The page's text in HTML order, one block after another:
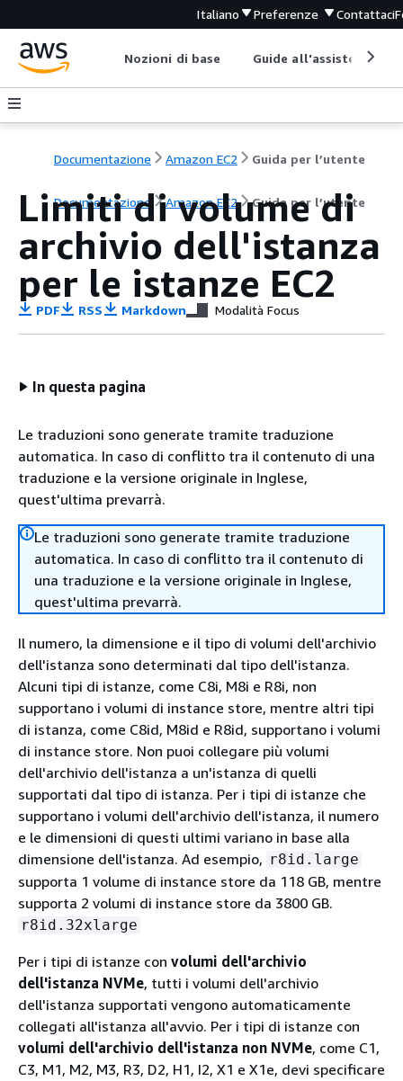
Italiano Preferenze Contattaci
Nozioni di base Guide all'assistenza
Documentazione Amazon EC2 Guida per l’utente
Documentazione Amazon EC2 Guida per l’utente
Limiti di volume di
archivio dell'istanza
per le istanze EC2
PDF RSS Markdown Modalità Focus
In questa pagina
Le traduzioni sono generate tramite traduzione
automatica. In caso di conflitto tra il contenuto di una
traduzione e la versione originale in Inglese,
quest'ultima prevarrà.
Le traduzioni sono generate tramite traduzione
automatica. In caso di conflitto tra il contenuto di
una traduzione e la versione originale in Inglese,
quest'ultima prevarrà.
Il numero, la dimensione e il tipo di volumi dell'archivio
dell'istanza sono determinati dal tipo dell'istanza.
Alcuni tipi di istanze, come C8i, M8i e R8i, non
supportano i volumi di instance store, mentre altri tipi
di istanza, come C8id, M8id e R8id, supportano i volumi
di instance store. Non puoi collegare più volumi
dell'archivio dell'istanza a un'istanza di quelli
supportati dal tipo di istanza. Per i tipi di istanze che
supportano i volumi dell'archivio dell'istanza, il numero
e le dimensioni di questi ultimi variano in base alla
dimensione dell'istanza. Ad esempio, r8id.large
supporta 1 volume di instance store da 118 GB, mentre
supporta 2 volumi di instance store da 3800 GB.
r8id.32xlarge
Per i tipi di istanze con volumi dell'archivio
dell'istanza NVMe, tutti i volumi dell'archivio
dell'istanza supportati vengono automaticamente
collegati all'istanza all'avvio. Per i tipi di istanze con
volumi dell'archivio dell'istanza non NVMe, come C1,
C3, M1, M2, M3, R3, D2, H1, I2, X1 e X1e, devi specificare